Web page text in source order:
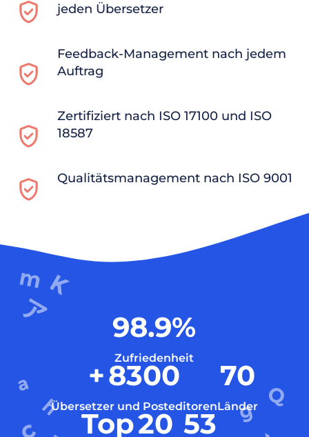
jeden Übersetzer
Feedback-Management nach jedem
Auftrag
Zertifiziert nach ISO 17100 und ISO
18587
Qualitätsmanagement nach ISO 9001
98.9%
Zufriedenheit
+8300
Übersetzer und Posteditoren
70
Länder
Top20 53